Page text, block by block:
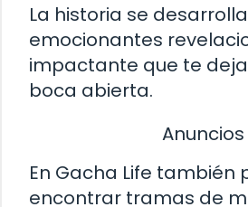
La historia se
emocionantes
impactante que te
boca abierta.
Anuncios
En Gacha Life también
encontrar tramas de